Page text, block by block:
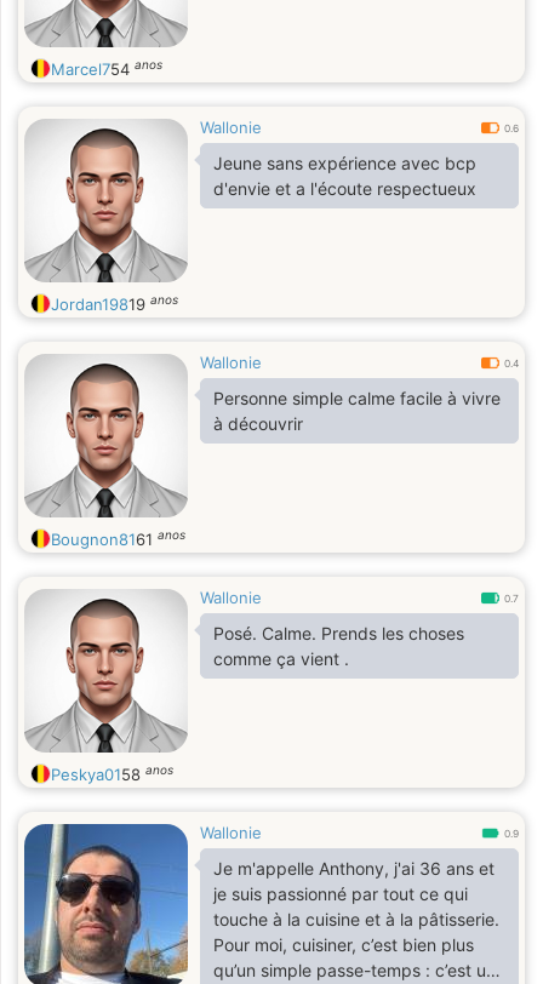
Marcel754 anos
Wallonie 0.6
Jeune sans expérience avec bcp
d'envie et a l'écoute respectueux
Jordan19819 anos
Wallonie 0.4
Personne simple calme facile à vivre
à découvrir
Bougnon8161 anos
Wallonie 0.7
Posé. Calme. Prends les choses
comme ça vient .
Peskya0158 anos
Wallonie 0.9
Je m'appelle Anthony, j'ai 36 ans et
je suis passionné par tout ce qui
touche à la cuisine et à la pâtisserie.
Pour moi, cuisiner, c’est bien plus
qu’un simple passe-temps : c’est une